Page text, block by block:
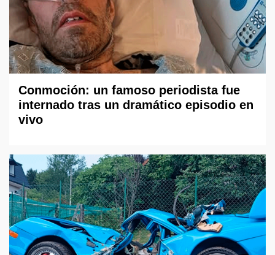
Conmoción: un famoso periodista fue
internado tras un dramático episodio en
vivo